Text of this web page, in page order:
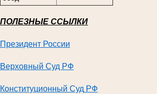
ПОЛЕЗНЫЕ ССЫЛКИ
Президент России
Верховный Суд РФ
Конституционный Суд РФ